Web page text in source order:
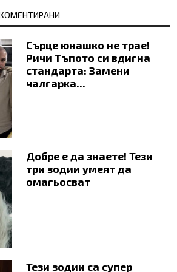
Сърце юнашко не трае!
Ричи Тъпото си вдигна
стандарта: Замени
чалгарка...
Добре е да знаете! Тези
три зодии умеят да
омагьосват
Тези зодии са супер